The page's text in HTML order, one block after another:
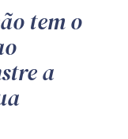
tem o
a